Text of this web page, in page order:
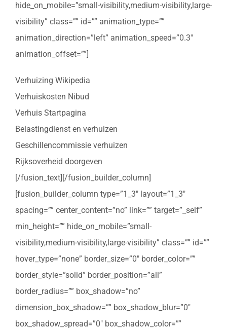
hide_on_mobile=”small-visibility,medium-visibility,large-
visibility” class=”” id=”” animation_type=””
animation_direction=”left” animation_speed=”0.3″
animation_offset=””]
Verhuizing Wikipedia
Verhuiskosten Nibud
Verhuis Startpagina
Belastingdienst en verhuizen
Geschillencommissie verhuizen
Rijksoverheid doorgeven
[/fusion_text][/fusion_builder_column]
[fusion_builder_column type=”1_3″ layout=”1_3″
spacing=”” center_content=”no” link=”” target=”_self”
min_height=”” hide_on_mobile=”small-
visibility,medium-visibility,large-visibility” class=”” id=””
hover_type=”none” border_size=”0″ border_color=””
border_style=”solid” border_position=”all”
border_radius=”” box_shadow=”no”
dimension_box_shadow=”” box_shadow_blur=”0″
box_shadow_spread=”0″ box_shadow_color=””